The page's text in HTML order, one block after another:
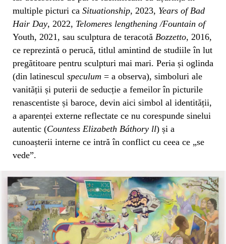
multiple picturi ca Situationship, 2023, Years of Bad
Hair Day, 2022, Telomeres lengthening /Fountain of
Youth, 2021, sau sculptura de teracotă Bozzetto, 2016,
ce reprezintă o perucă, titlul amintind de studiile în lut
pregătitoare pentru sculpturi mai mari. Peria și oglinda
(din latinescul speculum = a observa), simboluri ale
vanității și puterii de seducție a femeilor în picturile
renascentiste și baroce, devin aici simbol al identității,
a aparenței externe reflectate ce nu corespunde sinelui
autentic (Countess Elizabeth Báthory ll) și a
cunoașterii interne ce intră în conflict cu ceea ce „se
vede”.